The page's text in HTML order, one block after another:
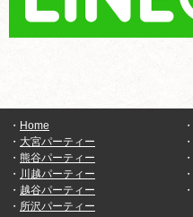
・ Home
・ 大宮パーティー
・ 熊谷パーティー
・ 川越パーティー
・ 越谷パーティー
・ 所沢パーティー
・
・
・
・
・